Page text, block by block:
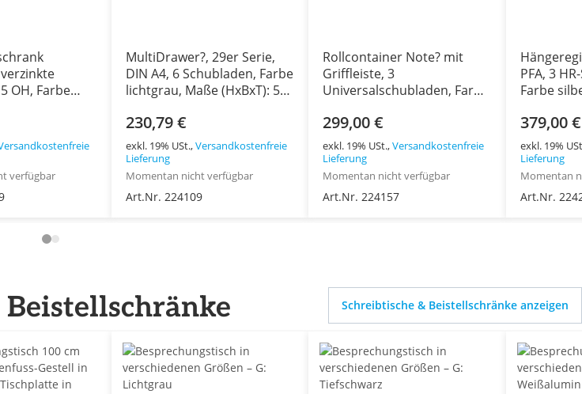
OH, Farbe
1.950 x 914 x
verfügbar
MultiDrawer?, 29er Serie,
DIN A4, 6 Schubladen, Farbe
lichtgrau, Maße (HxBxT): 590
230,79 €
exkl. 19% USt.,Versandkostenfreie
Lieferung
Momentan nicht verfügbar
Art.Nr. 224109
Rollcontainer Note? mit
Griffleiste, 3
Universalschubladen, Farbe
Maße (HxBxT): 495 x 420 x
565 mm
299,00 €
exkl. 19% USt.,Versandkostenfreie
Lieferung
Momentan nicht verfügbar
Art.Nr. 224157
PFA, 3
Farbe
400 mm
379,00 €
exkl. 19%
Lieferung
Momentan
Art.Nr.
Schreibtische & Beistellschränke anzeigen